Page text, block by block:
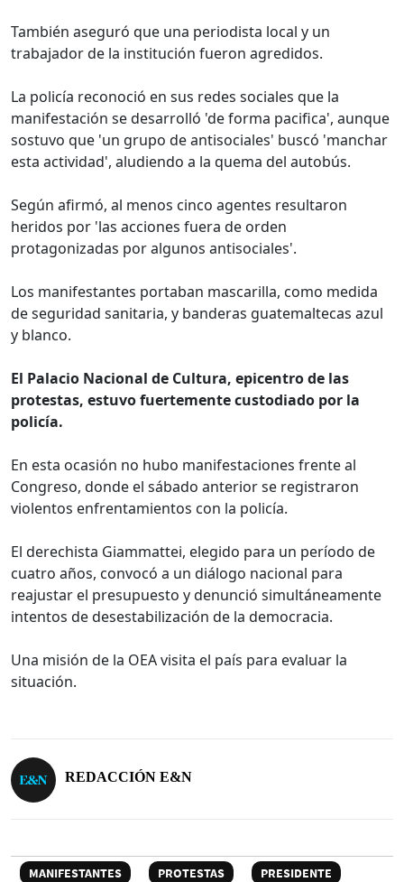
También aseguró que una periodista local y un
trabajador de la institución fueron agredidos.
La policía reconoció en sus redes sociales que la
manifestación se desarrolló 'de forma pacifica', aunque
sostuvo que 'un grupo de antisociales' buscó 'manchar
esta actividad', aludiendo a la quema del autobús.
Según afirmó, al menos cinco agentes resultaron
heridos por 'las acciones fuera de orden
protagonizadas por algunos antisociales'.
Los manifestantes portaban mascarilla, como medida
de seguridad sanitaria, y banderas guatemaltecas azul
y blanco.
El Palacio Nacional de Cultura, epicentro de las
protestas, estuvo fuertemente custodiado por la
policía.
En esta ocasión no hubo manifestaciones frente al
Congreso, donde el sábado anterior se registraron
violentos enfrentamientos con la policía.
El derechista Giammattei, elegido para un período de
cuatro años, convocó a un diálogo nacional para
reajustar el presupuesto y denunció simultáneamente
intentos de desestabilización de la democracia.
Una misión de la OEA visita el país para evaluar la
situación.
REDACCIÓN E&N
MANIFESTANTES PROTESTAS
PRESIDENTE